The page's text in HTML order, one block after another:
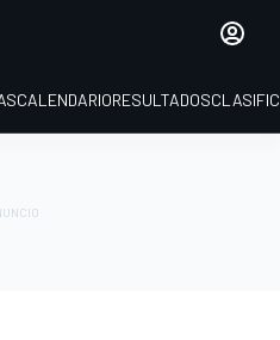
CALENDARIORESULTADOS